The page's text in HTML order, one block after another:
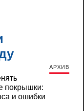
АРХИВ
покрышки:
и ошибки